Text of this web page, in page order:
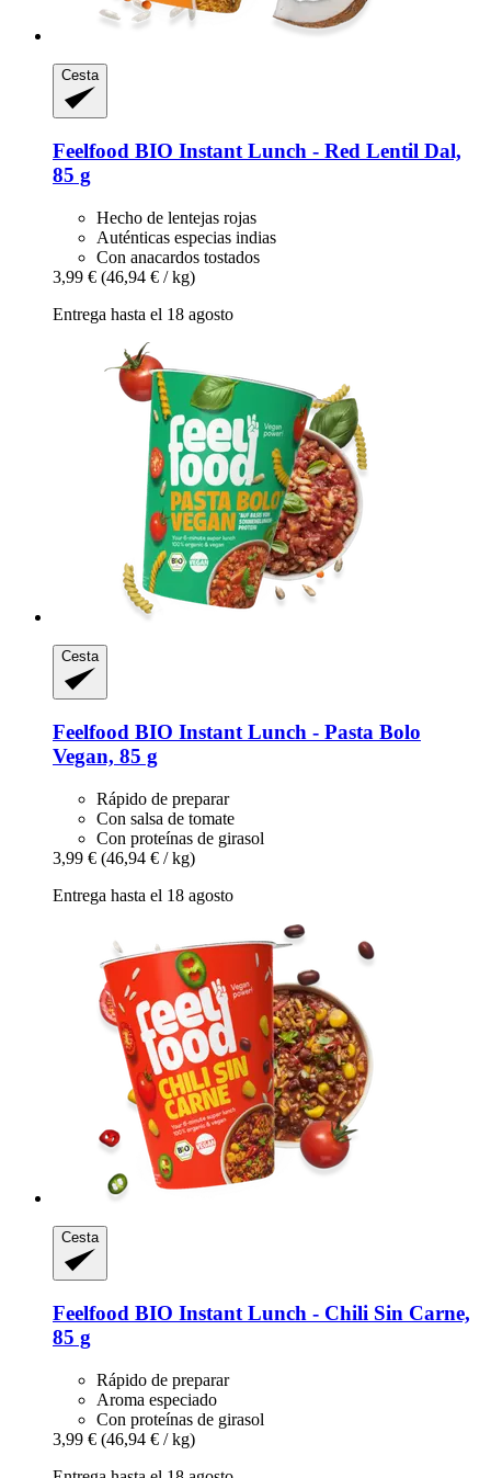
Cesta
Feelfood BIO Instant Lunch -​ Red Lentil Dal,
85 g
Hecho de lentejas rojas
Auténticas especias indias
Con anacardos tostados
3,99 € (46,94 € / kg)
Entrega hasta el 18 agosto
Cesta
Feelfood BIO Instant Lunch -​ Pasta Bolo
Vegan, 85 g
Rápido de preparar
Con salsa de tomate
Con proteínas de girasol
3,99 € (46,94 € / kg)
Entrega hasta el 18 agosto
Cesta
Feelfood BIO Instant Lunch -​ Chili Sin Carne,
85 g
Rápido de preparar
Aroma especiado
Con proteínas de girasol
3,99 € (46,94 € / kg)